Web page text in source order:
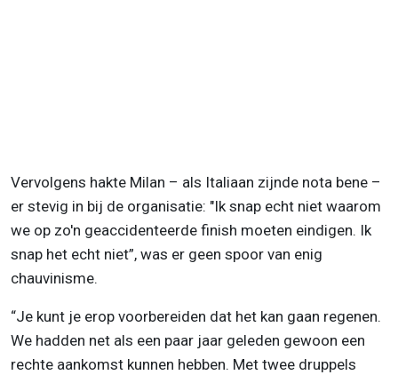
Vervolgens hakte Milan – als Italiaan zijnde nota bene –
er stevig in bij de organisatie: "Ik snap echt niet waarom
we op zo'n geaccidenteerde finish moeten eindigen. Ik
snap het echt niet”, was er geen spoor van enig
chauvinisme.
“Je kunt je erop voorbereiden dat het kan gaan regenen.
We hadden net als een paar jaar geleden gewoon een
rechte aankomst kunnen hebben. Met twee druppels